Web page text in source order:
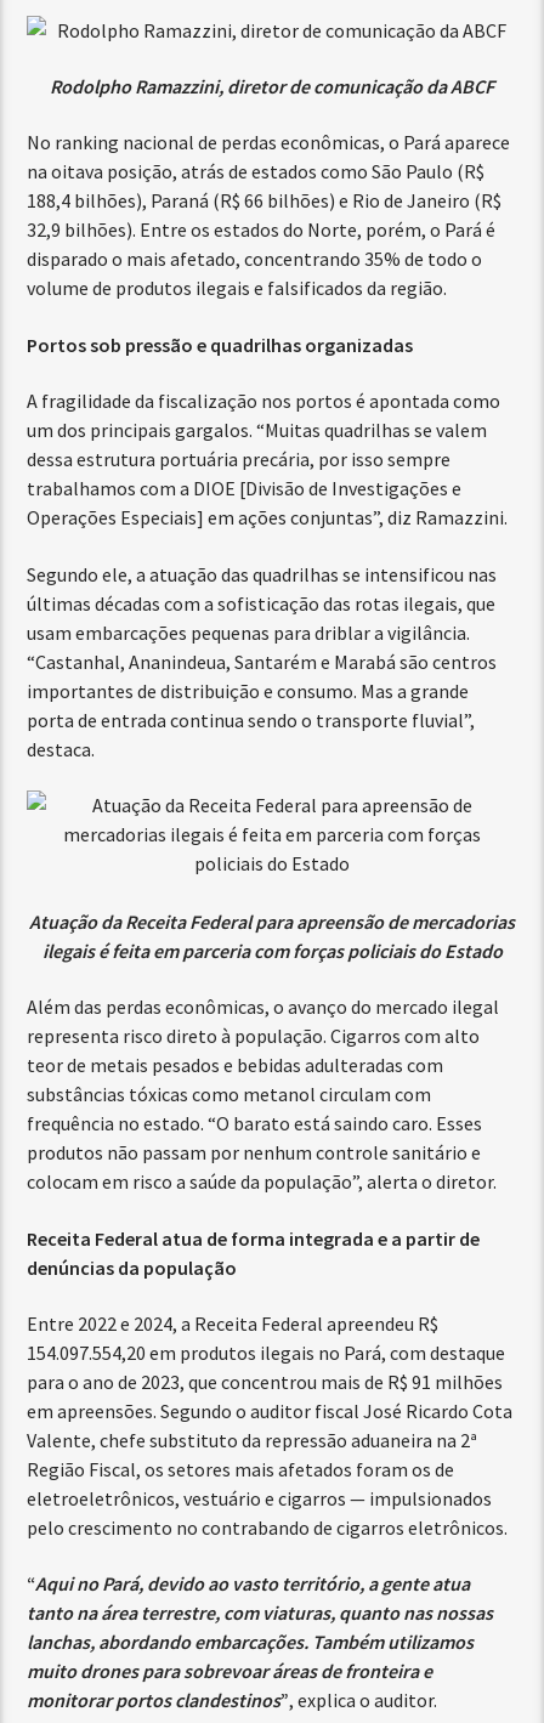
Rodolpho Ramazzini, diretor de comunicação da ABCF
No ranking nacional de perdas econômicas, o Pará aparece
na oitava posição, atrás de estados como São Paulo (R$
188,4 bilhões), Paraná (R$ 66 bilhões) e Rio de Janeiro (R$
32,9 bilhões). Entre os estados do Norte, porém, o Pará é
disparado o mais afetado, concentrando 35% de todo o
volume de produtos ilegais e falsificados da região.
Portos sob pressão e quadrilhas organizadas
A fragilidade da fiscalização nos portos é apontada como
um dos principais gargalos. “Muitas quadrilhas se valem
dessa estrutura portuária precária, por isso sempre
trabalhamos com a DIOE [Divisão de Investigações e
Operações Especiais] em ações conjuntas”, diz Ramazzini.
Segundo ele, a atuação das quadrilhas se intensificou nas
últimas décadas com a sofisticação das rotas ilegais, que
usam embarcações pequenas para driblar a vigilância.
“Castanhal, Ananindeua, Santarém e Marabá são centros
importantes de distribuição e consumo. Mas a grande
porta de entrada continua sendo o transporte fluvial”,
destaca.
Atuação da Receita Federal para apreensão de mercadorias
ilegais é feita em parceria com forças policiais do Estado
Além das perdas econômicas, o avanço do mercado ilegal
representa risco direto à população. Cigarros com alto
teor de metais pesados e bebidas adulteradas com
substâncias tóxicas como metanol circulam com
frequência no estado. “O barato está saindo caro. Esses
produtos não passam por nenhum controle sanitário e
colocam em risco a saúde da população”, alerta o diretor.
Receita Federal atua de forma integrada e a partir de
denúncias da população
Entre 2022 e 2024, a Receita Federal apreendeu R$
154.097.554,20 em produtos ilegais no Pará, com destaque
para o ano de 2023, que concentrou mais de R$ 91 milhões
em apreensões. Segundo o auditor fiscal José Ricardo Cota
Valente, chefe substituto da repressão aduaneira na 2ª
Região Fiscal, os setores mais afetados foram os de
eletroeletrônicos, vestuário e cigarros — impulsionados
pelo crescimento no contrabando de cigarros eletrônicos.
“Aqui no Pará, devido ao vasto território, a gente atua
tanto na área terrestre, com viaturas, quanto nas nossas
lanchas, abordando embarcações. Também utilizamos
muito drones para sobrevoar áreas de fronteira e
monitorar portos clandestinos”, explica o auditor.